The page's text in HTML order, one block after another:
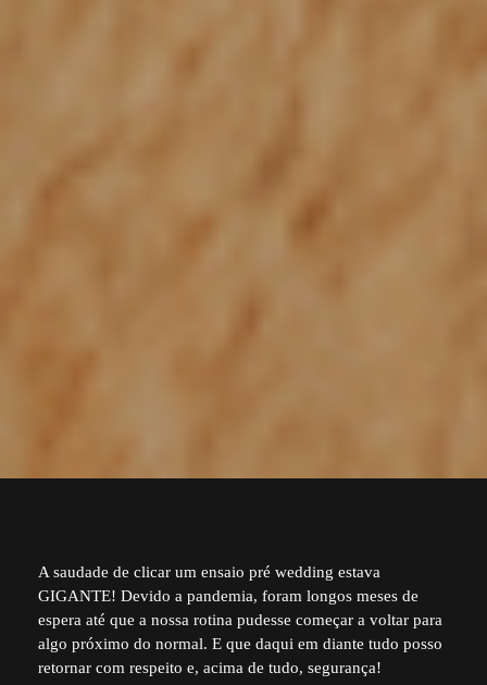
A saudade de clicar um ensaio pré wedding estava
GIGANTE! Devido a pandemia, foram longos meses de
espera até que a nossa rotina pudesse começar a voltar para
algo próximo do normal. E que daqui em diante tudo posso
retornar com respeito e, acima de tudo, segurança!